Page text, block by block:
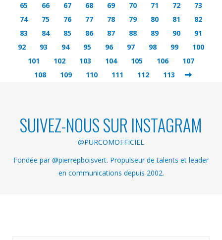
65
66 67 68 69 70 71 72
73
74
75 76 77 78 79 80 81
82
83
84 85 86 87 88 89 90
91
92
93 94 95 96 97 98 99
100
101
102 103 104 105 106
107
108
109 110 111 112 113
SUIVEZ-NOUS SUR INSTAGRAM
@PURCOMOFFICIEL
Fondée par @pierrepboisvert. Propulseur de talents et leader
en communications depuis 2002.